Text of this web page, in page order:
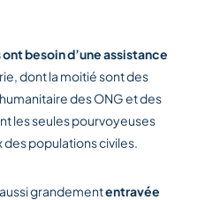
besoin d’une assistance
dont la moitié sont des
des ONG et des
les seules pourvoyeuses
populations civiles.
grandemententravée